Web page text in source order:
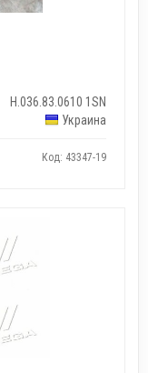
Н.036.83.0610 1SN
Украина
Код: 43347-19